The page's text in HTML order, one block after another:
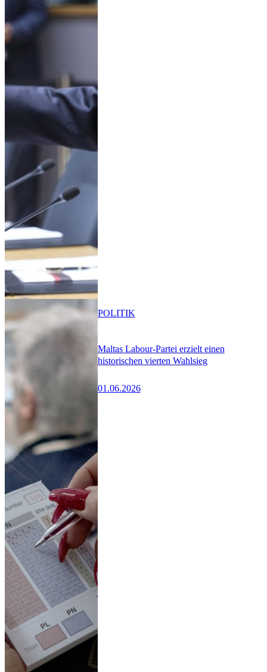
Maltas Labour-Partei erzielt einen
historischen vierten Wahlsieg
01.06.2026
POLITIK